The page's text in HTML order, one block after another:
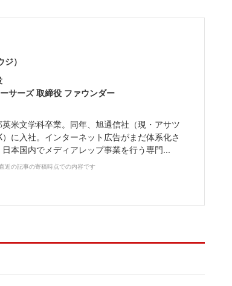
）
サーズ 取締役 ファウンダー
米文学科卒業。同年、旭通信社（現・アサツ
に入社。インターネット広告がまだ体系化さ
本国内でメディアレップ事業を行う専門...
近の記事の寄稿時点での内容です